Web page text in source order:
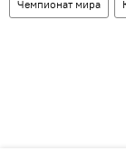
Чемпионат мира